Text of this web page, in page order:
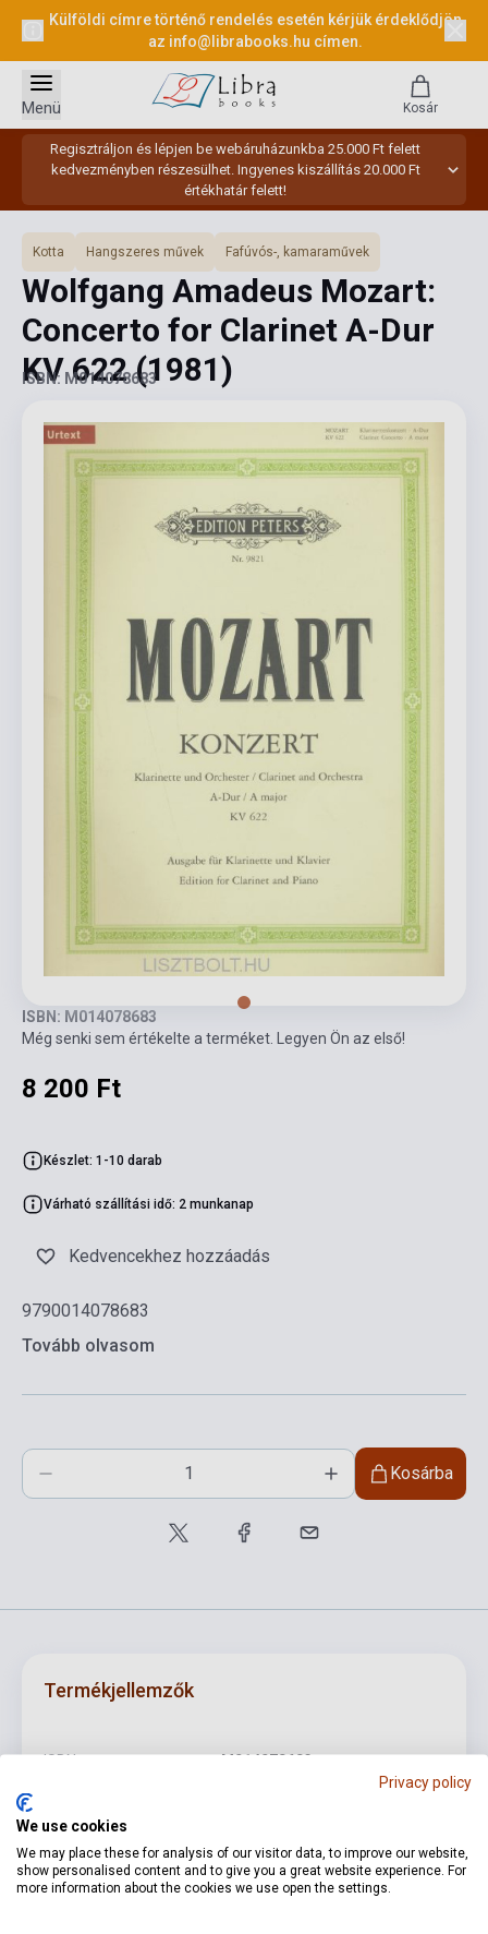
Külföldi címre történő rendelés esetén kérjük érdeklődjön
az info@librabooks.hu címen.
Regisztráljon és lépjen be webáruházunkba 25.000 Ft felett
kedvezményben részesülhet. Ingyenes kiszállítás 20.000 Ft
értékhatár felett!
Menü Kosár
Kotta Hangszeres művek Fafúvós-, kamaraművek
Wolfgang Amadeus Mozart:
Concerto for Clarinet A-Dur
KV 622(1981)
ISBN: M014078683
ISBN: M014078683
Még senki sem értékelte a terméket. Legyen Ön az első!
8 200 Ft
Készlet: 1-10 darab
Várható szállítási idő: 2 munkanap
Kedvencekhez hozzáadás
9790014078683
Tovább olvasom
Kosárba
Termékjellemzők
ISBN M014078683
Kötés Puhakötés
Privacy policy
We use cookies
We may place these for analysis of our visitor data, to improve our website,
show personalised content and to give you a great website experience. For
more information about the cookies we use open the settings.